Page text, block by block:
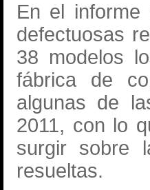
En el informe
defectuosas
38 modelos
fábrica de
algunas de
2011, con lo
surgir sobre
resueltas.